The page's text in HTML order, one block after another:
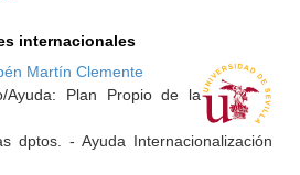
internacionales
Martín Clemente
Ayuda: Plan Propio de la
dptos. - Ayuda Internacionalización